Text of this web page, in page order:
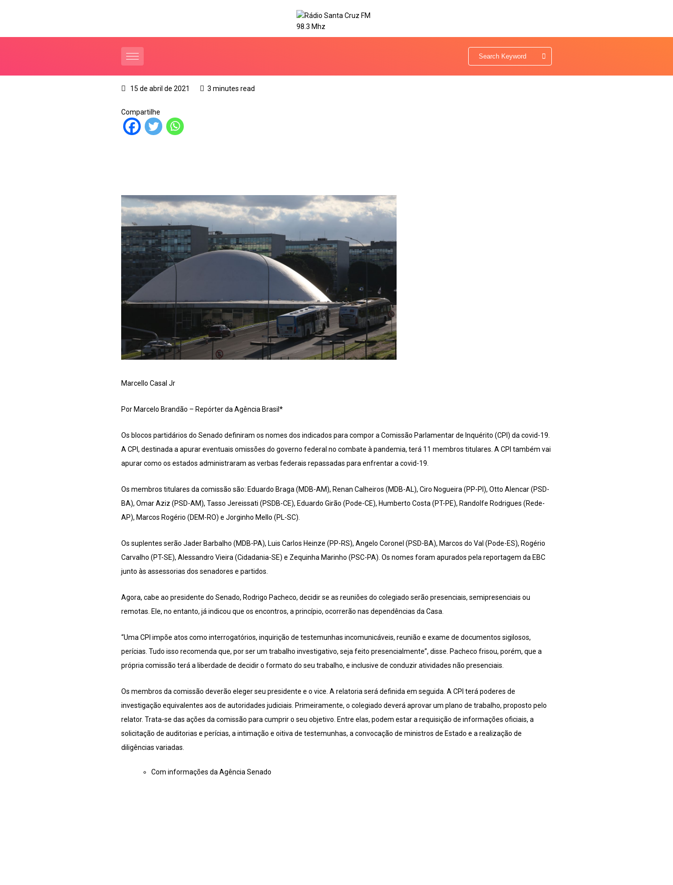
15 de abril de 2021 3 minutes read
Compartilhe
Marcello Casal Jr
Por Marcelo Brandão – Repórter da Agência Brasil*
Os blocos partidários do Senado definiram os nomes dos indicados para compor a Comissão Parlamentar de Inquérito (CPI) da covid-19.
A CPI, destinada a apurar eventuais omissões do governo federal no combate à pandemia, terá 11 membros titulares. A CPI também vai
apurar como os estados administraram as verbas federais repassadas para enfrentar a covid-19.
Os membros titulares da comissão são: Eduardo Braga (MDB-AM), Renan Calheiros (MDB-AL), Ciro Nogueira (PP-PI), Otto Alencar (PSD-
BA), Omar Aziz (PSD-AM), Tasso Jereissati (PSDB-CE), Eduardo Girão (Pode-CE), Humberto Costa (PT-PE), Randolfe Rodrigues (Rede-
AP), Marcos Rogério (DEM-RO) e Jorginho Mello (PL-SC).
Os suplentes serão Jader Barbalho (MDB-PA), Luis Carlos Heinze (PP-RS), Angelo Coronel (PSD-BA), Marcos do Val (Pode-ES), Rogério
Carvalho (PT-SE), Alessandro Vieira (Cidadania-SE) e Zequinha Marinho (PSC-PA). Os nomes foram apurados pela reportagem da EBC
junto às assessorias dos senadores e partidos.
Agora, cabe ao presidente do Senado, Rodrigo Pacheco, decidir se as reuniões do colegiado serão presenciais, semipresenciais ou
remotas. Ele, no entanto, já indicou que os encontros, a princípio, ocorrerão nas dependências da Casa.
“Uma CPI impõe atos como interrogatórios, inquirição de testemunhas incomunicáveis, reunião e exame de documentos sigilosos,
perícias. Tudo isso recomenda que, por ser um trabalho investigativo, seja feito presencialmente”, disse. Pacheco frisou, porém, que a
própria comissão terá a liberdade de decidir o formato do seu trabalho, e inclusive de conduzir atividades não presenciais.
Os membros da comissão deverão eleger seu presidente e o vice. A relatoria será definida em seguida. A CPI terá poderes de
investigação equivalentes aos de autoridades judiciais. Primeiramente, o colegiado deverá aprovar um plano de trabalho, proposto pelo
relator. Trata-se das ações da comissão para cumprir o seu objetivo. Entre elas, podem estar a requisição de informações oficiais, a
solicitação de auditorias e perícias, a intimação e oitiva de testemunhas, a convocação de ministros de Estado e a realização de
diligências variadas.
Com informações da Agência Senado